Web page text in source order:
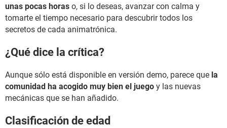
unas pocas horas o, si lo deseas, avanzar con calma y
tomarte el tiempo necesario para descubrir todos los
secretos de cada animatrónica.
¿Qué dice la crítica?
Aunque sólo está disponible en versión demo, parece que la
comunidad ha acogido muy bien el juego y las nuevas
mecánicas que se han añadido.
Clasificación de edad